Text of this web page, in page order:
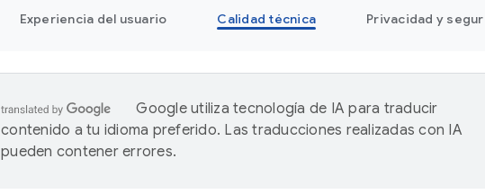
Experiencia del usuario Calidad técnica Privacidad y
Google utiliza tecnología de IA para traducir
contenido a tu idioma preferido. Las traducciones realizadas con IA
pueden contener errores.